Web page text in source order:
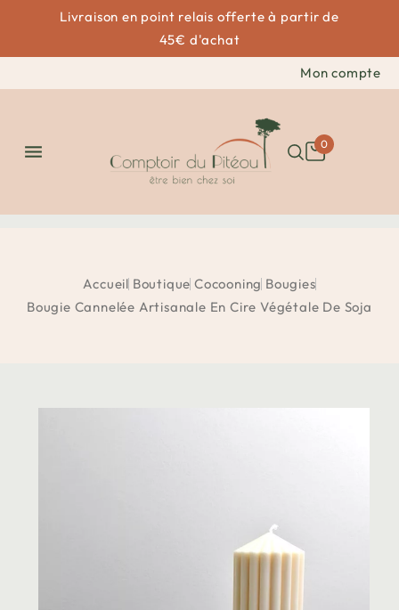
Livraison en point relais offerte à partir de
45€ d'achat
Mon compte
 0
Accueil Boutique Cocooning Bougies
Bougie Cannelée Artisanale En Cire Végétale De Soja